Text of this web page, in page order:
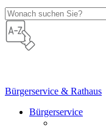
Bürgerservice & Rathaus
Bürgerservice